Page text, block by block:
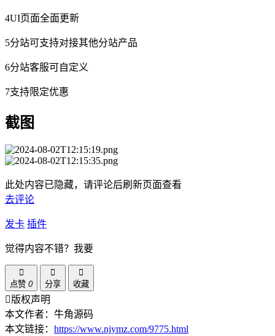
4UI页面全面更新
5分站可支持对接其他分站产品
6分站客服可自定义
7支持限定优惠
截图
此处内容已隐藏，请评论后刷新页面查看
去评论
发卡 插件
觉得内容不错？我要
点赞 0 分享 收藏
版权声明
本文作者：牛角源码
本文链接： https://www.njymz.com/9775.html